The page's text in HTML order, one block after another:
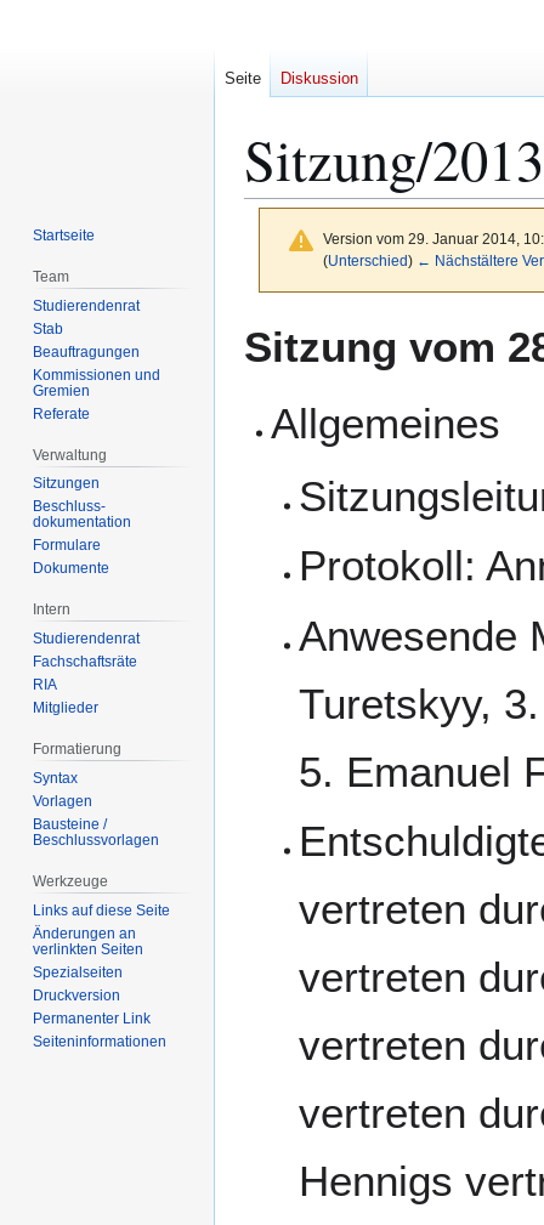
Sitzung/
Version vom 29. Januar 2014,
(Unterschied) ← Nächstältere
Navigation
Suche
Sitzung vom
Allgemeines
Protokoll:
Anwesende
Turetskyy,
5. Emanuel
vertreten
vertreten
vertreten
vertreten
Hennigs
Seite Diskussion
Startseite
Team
Studierendenrat
Stab
Beauftragungen
Kommissionen und
Gremien
Referate
Verwaltung
Sitzungen
Beschluss-
dokumentation
Formulare
Dokumente
Intern
Studierendenrat
Fachschaftsräte
RIA
Mitglieder
Formatierung
Syntax
Vorlagen
Bausteine /
Beschlussvorlagen
Werkzeuge
Links auf diese Seite
Änderungen an
verlinkten Seiten
Spezialseiten
Druckversion
Permanenter Link
Seiten­­informationen